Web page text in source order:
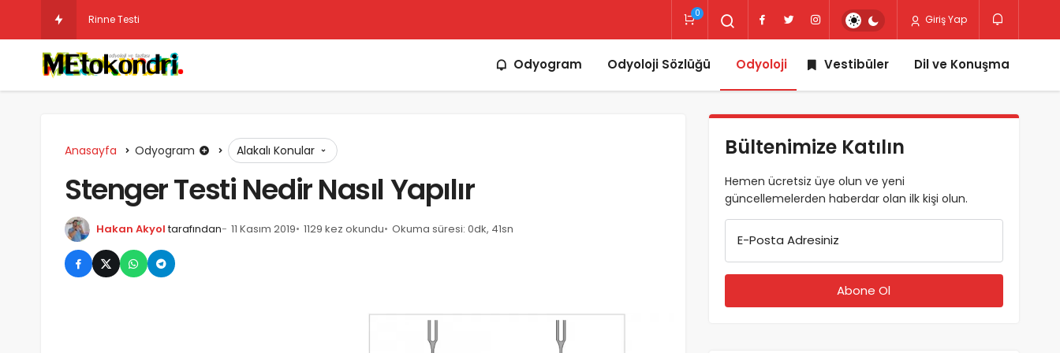
Rinne Testi ve Değerlendirilmesi 0 Giriş Yap
Odyogram Odyoloji Sözlüğü Odyoloji Vestibüler Dil ve Konuşma
Anasayfa Odyogram Alakalı Konular
Stenger Testi Nedir Nasıl Yapılır
Hakan Akyol tarafından 11 Kasım 2019 1129 kez okundu Okuma süresi: 0dk, 41sn
Bültenimize Katılın
Hemen ücretsiz üye olun ve yeni
güncellemelerden haberdar olan ilk kişi olun.
E-Posta Adresiniz